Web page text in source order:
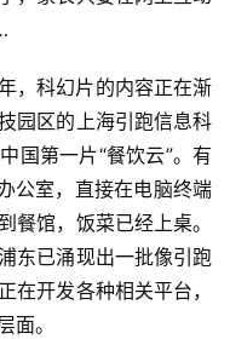
科幻片的内容正在渐
园区的上海引跑信息科
国第一片“餐饮云”。有
公室，直接在电脑终端
餐馆，饭菜已经上桌。
东已涌现出一批像引跑
在开发各种相关平台，
面。